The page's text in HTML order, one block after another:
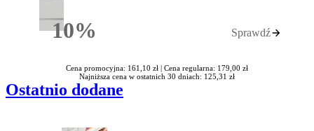
10%Rabatu Sprawdź
Cena promocyjna: 161,10 zł | Cena regularna: 179,00 zł
Najniższa cena w ostatnich 30 dniach: 125,31 zł
Ostatnio dodane